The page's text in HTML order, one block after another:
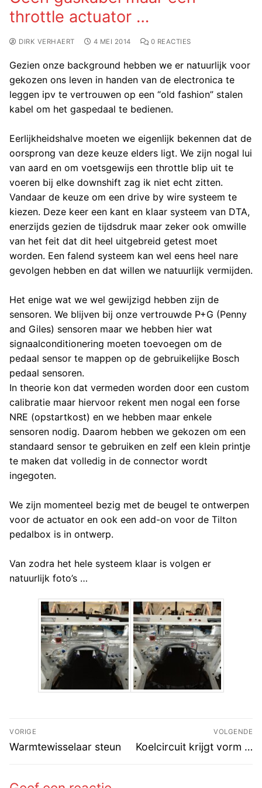
throttle actuator …
DIRK VERHAERT 4 MEI 2014 0 REACTIES
Gezien onze background hebben we er natuurlijk voor
gekozen ons leven in handen van de electronica te
leggen ipv te vertrouwen op een “old fashion” stalen
kabel om het gaspedaal te bedienen.
Eerlijkheidshalve moeten we eigenlijk bekennen dat de
oorsprong van deze keuze elders ligt. We zijn nogal lui
van aard en om voetsgewijs een throttle blip uit te
voeren bij elke downshift zag ik niet echt zitten.
Vandaar de keuze om een drive by wire systeem te
kiezen. Deze keer een kant en klaar systeem van DTA,
enerzijds gezien de tijdsdruk maar zeker ook omwille
van het feit dat dit heel uitgebreid getest moet
worden. Een falend systeem kan wel eens heel nare
gevolgen hebben en dat willen we natuurlijk vermijden.
Het enige wat we wel gewijzigd hebben zijn de
sensoren. We blijven bij onze vertrouwde P+G (Penny
and Giles) sensoren maar we hebben hier wat
signaalconditionering moeten toevoegen om de
pedaal sensor te mappen op de gebruikelijke Bosch
pedaal sensoren.
In theorie kon dat vermeden worden door een custom
calibratie maar hiervoor rekent men nogal een forse
NRE (opstartkost) en we hebben maar enkele
sensoren nodig. Daarom hebben we gekozen om een
standaard sensor te gebruiken en zelf een klein printje
te maken dat volledig in de connector wordt
ingegoten.
We zijn momenteel bezig met de beugel te ontwerpen
voor de actuator en ook een add-on voor de Tilton
pedalbox is in ontwerp.
Van zodra het hele systeem klaar is volgen er
natuurlijk foto’s …
Bericht
navigatie
VORIGE
Vorig
Warmtewisselaar steun
VOLGENDE
Volgend
Koelcircuit krijgt vorm …